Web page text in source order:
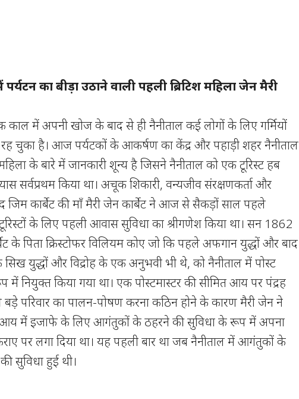
का बीड़ा उठाने वाली पहली ब्रिटिश महिला जेन मैरी
में अपनी खोज के बाद से ही नैनीताल कई लोगों के लिए गर्मियों
रह चुका है। आज पर्यटकों के आकर्षण का केंद्र और पहाड़ी शहर नैनीताल
के बारे में जानकारी शून्य है जिसने नैनीताल को एक टूरिस्ट हब
सर्वप्रथम किया था। अचूक शिकारी, वन्यजीव संरक्षणकर्ता और
जिम कार्बेट की माँ मैरी जेन कार्बेट ने आज से सैकड़ों साल पहले
के लिए पहली आवास सुविधा का श्रीगणेश किया था। सन 1862
के पिता क्रिस्टोफर विलियम कोए जो कि पहले अफगान युद्धों और बाद
युद्धों और विद्रोह के एक अनुभवी भी थे, को नैनीताल में पोस्ट
में नियुक्त किया गया था। एक पोस्टमास्टर की सीमित आय पर पंद्रह
बड़े परिवार का पालन-पोषण करना कठिन होने के कारण मैरी जेन ने
आय में इजाफे के लिए आगंतुकों के ठहरने की सुविधा के रूप में अपना
पर लगा दिया था। यह पहली बार था जब नैनीताल में आगंतुकों के
सुविधा हुई थी।